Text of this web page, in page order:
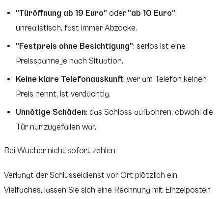
"Türöffnung ab 19 Euro" oder "ab 10 Euro":
unrealistisch, fast immer Abzocke.
"Festpreis ohne Besichtigung": seriös ist eine
Preisspanne je nach Situation.
Keine klare Telefonauskunft: wer am Telefon keinen
Preis nennt, ist verdächtig.
Unnötige Schäden: das Schloss aufbohren, obwohl die
Tür nur zugefallen war.
Bei Wucher nicht sofort zahlen
Verlangt der Schlüsseldienst vor Ort plötzlich ein
Vielfaches, lassen Sie sich eine Rechnung mit Einzelposten